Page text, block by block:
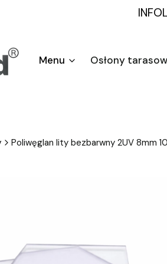
Menu Osłony
Poliwęglan lity bezbarwny 2UV 8mm